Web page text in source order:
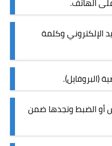
الإلكتروني وكلمة
(البروفايل).
أو الضبط وتجدها ضمن